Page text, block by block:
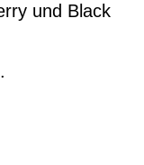
und Black